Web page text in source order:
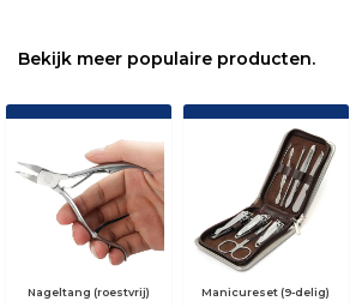
Bekijk meer populaire producten.
Nageltang (roestvrij) Manicureset (9-delig)